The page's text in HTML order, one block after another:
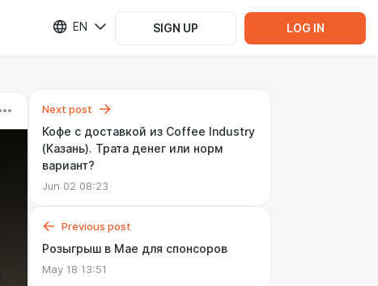
EN SIGN UP LOG IN
Next post
Кофе с доставкой из Coffee Industry
(Казань). Трата денег или норм
вариант?
Jun 02 08:23
Previous post
Розыгрыш в Мае для спонсоров
May 18 13:51